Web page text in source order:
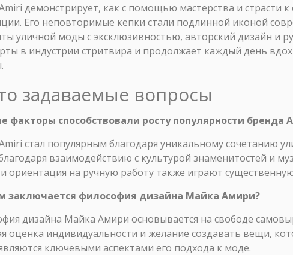
демонстрирует, как с помощью мастерства и страсти
Его неповторимые кепки стали подлинной иконой
уличной моды с эксклюзивностью, авторский дизайн и
в индустрии стритвира и продолжает каждый день
задаваемые вопросы
факторы способствовали росту популярности бренда
стал популярным благодаря уникальному сочетанию
взаимодействию с культурой знаменитостей и
ориентация на ручную работу также играют
заключается философия дизайна Майка Амири?
дизайна Майка Амири основывается на свободе
оценка индивидуальности и желание создавать вещи,
ключевыми аспектами его подхода к моде.